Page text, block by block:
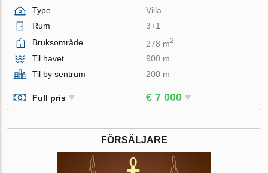
Type
Villa
Rum
3+1
Bruksområde
278 m2
Til havet
900 m
Til by sentrum
200 m
Full pris € 7 000
FÖRSÄLJARE